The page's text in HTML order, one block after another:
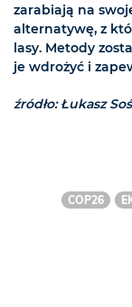
zarabiają na
alternatywę, z
lasy. Metody
je wdrożyć i
źródło: Łukasz
COP26